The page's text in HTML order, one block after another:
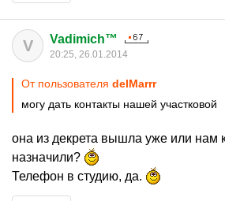
V Vadimich™
20:25, 26.01.2014
От пользователя delMarrr
могу дать контакты нашей участковой
она из декрета вышла уже или нам
назначили?
Телефон в студию, да.